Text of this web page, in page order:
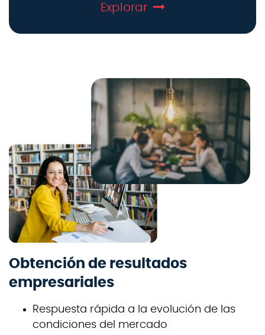
Explorar
Obtención de resultados
empresariales
Respuesta rápida a la evolución de las
condiciones del mercado